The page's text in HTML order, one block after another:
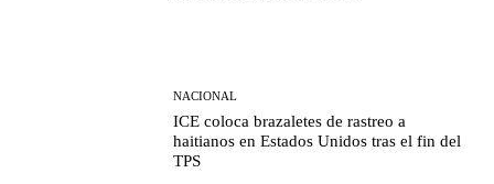
NACIONAL
ICE coloca brazaletes de rastreo a
haitianos en Estados Unidos tras el fin del
TPS